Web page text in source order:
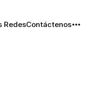
RedesContáctenos